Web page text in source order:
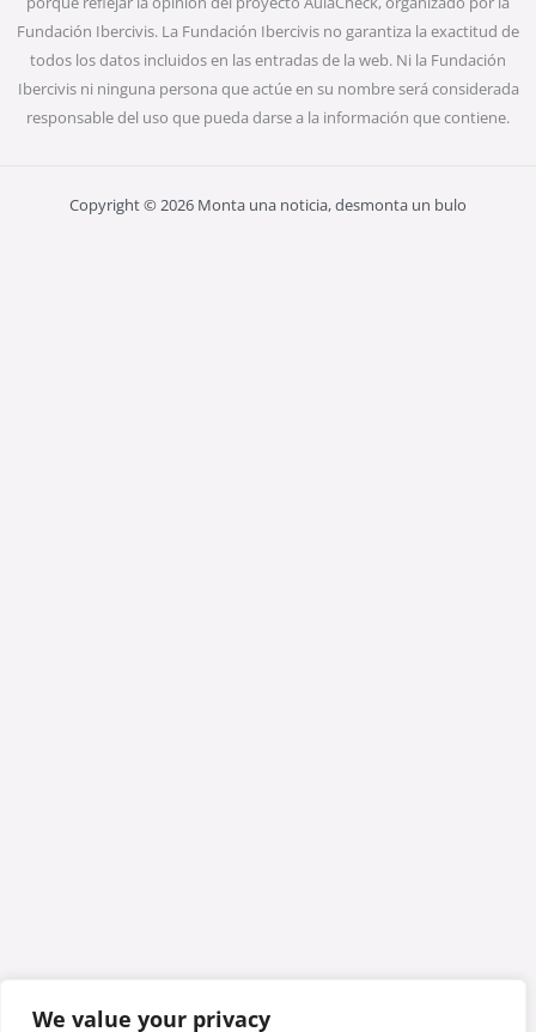
We value your privacy
Fundación Ibercivis. La Fundación Ibercivis no garantiza la exactitud de
todos los datos incluidos en las entradas de la web. Ni la Fundación
Ibercivis ni ninguna persona que actúe en su nombre será considerada
responsable del uso que pueda darse a la información que contiene.
Copyright © 2026 Monta una noticia, desmonta un bulo